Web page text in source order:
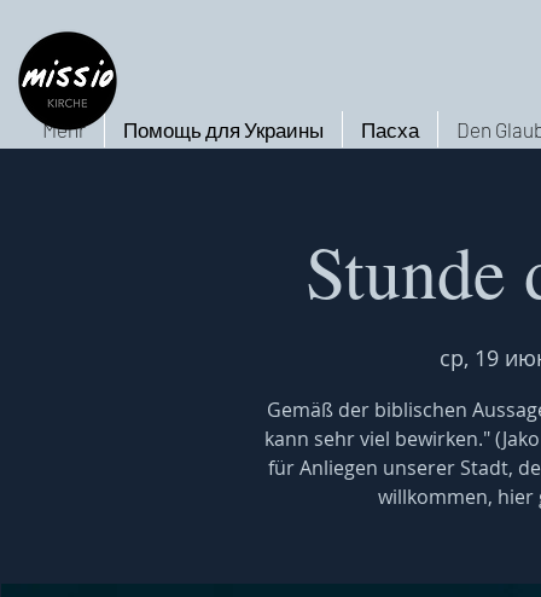
Den
Пасха
Помощь для Украины
Mehr
Stunde
ср, 19
Gemäß der biblischen
kann sehr viel bewirken."
für Anliegen unserer Stadt,
willkommen, hier